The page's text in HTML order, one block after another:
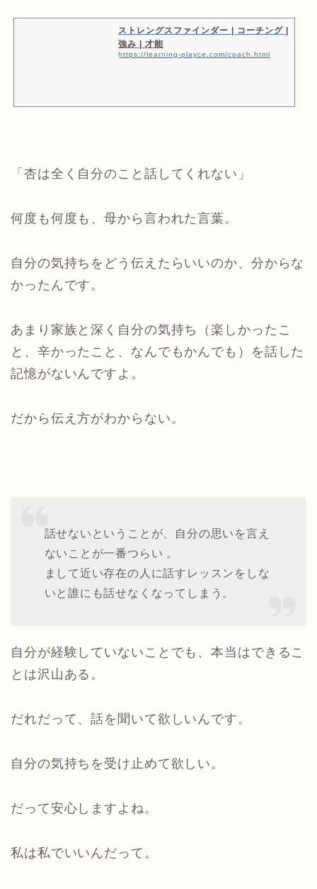
ストレングスファインダー | コーチング |
強み | 才能
https://learning-playce.com/coach.html
「杏は全く自分のこと話してくれない」
何度も何度も、母から言われた言葉。
自分の気持ちをどう伝えたらいいのか、分からな
かったんです。
あまり家族と深く自分の気持ち（楽しかったこ
と、辛かったこと、なんでもかんでも）を話した
記憶がないんですよ。
だから伝え方がわからない。
話せないということが、自分の思いを言え
ないことが一番つらい 。
まして近い存在の人に話すレッスンをしな
いと誰にも話せなくなってしまう。
自分が経験していないことでも、本当はできるこ
とは沢山ある。
だれだって、話を聞いて欲しいんです。
自分の気持ちを受け止めて欲しい。
だって安心しますよね。
私は私でいいんだって。